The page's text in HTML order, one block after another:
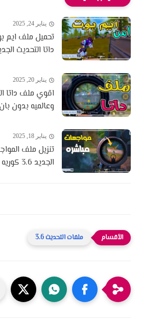
يناير 24, 2025
تحميل ملف
داتا التحديث الجديد
يناير 20, 2025
وعالميه بدون بان
يناير 18, 2025
تنزيل ملف
الجديد 3.6 كوريه وعالميه بدون...
ملفات التحديث 3.6